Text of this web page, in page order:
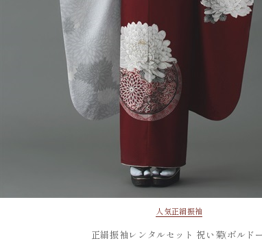
人気正絹振袖
正絹振袖レンタルセット 祝い菊(ボルド